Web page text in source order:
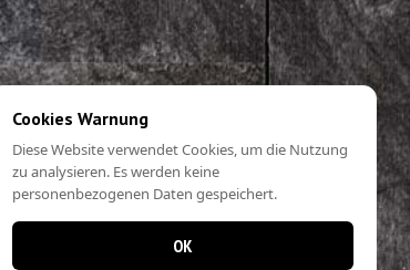
Cookies Warnung
Diese Website verwendet Cookies, um die Nutzung
zu analysieren. Es werden keine
personenbezogenen Daten gespeichert.
OK